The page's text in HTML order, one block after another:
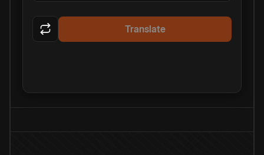
Translate